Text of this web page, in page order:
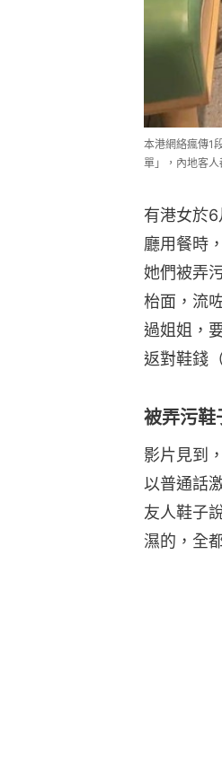
本港網絡瘋傳1
單」，內地客
有港女於
廳用餐時
她們被弄
枱面，流
過姐姐，
返對鞋錢
被弄污
影片見到
以普通話
友人鞋子
濕的，全